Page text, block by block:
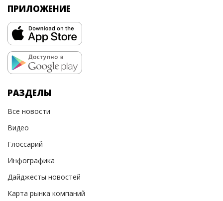
ПРИЛОЖЕНИЕ
РАЗДЕЛЫ
Все новости
Видео
Глоссарий
Инфографика
Дайджесты новостей
Карта рынка компаний